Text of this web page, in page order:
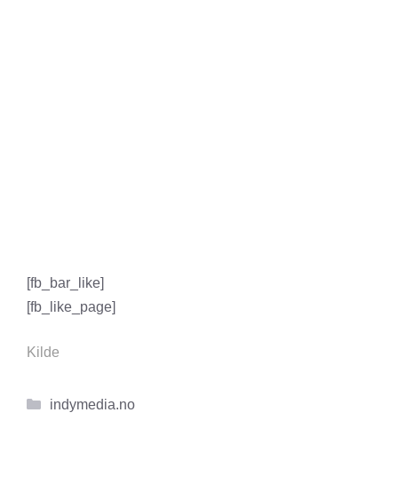
[fb_bar_like]
[fb_like_page]
Kilde
Kategorier
indymedia.no